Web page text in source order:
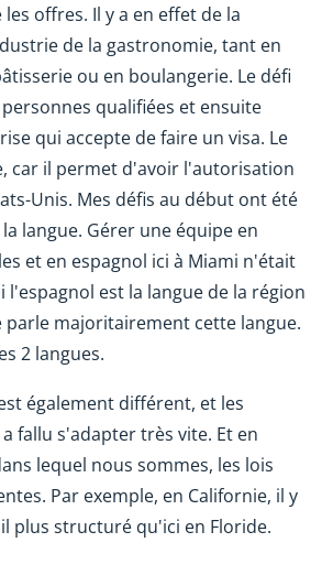
offres. Il y a en effet de la
de la gastronomie, tant en
ou en boulangerie. Le défi
qualifiées et ensuite
qui accepte de faire un visa. Le
car il permet d'avoir l'autorisation
Unis. Mes défis au début ont été
langue. Gérer une équipe en
et en espagnol ici à Miami n'était
l'espagnol est la langue de la région
majoritairement cette langue.
2 langues.
également différent, et les
fallu s'adapter très vite. Et en
lequel nous sommes, les lois
Par exemple, en Californie, il y
plus structuré qu'ici en Floride.